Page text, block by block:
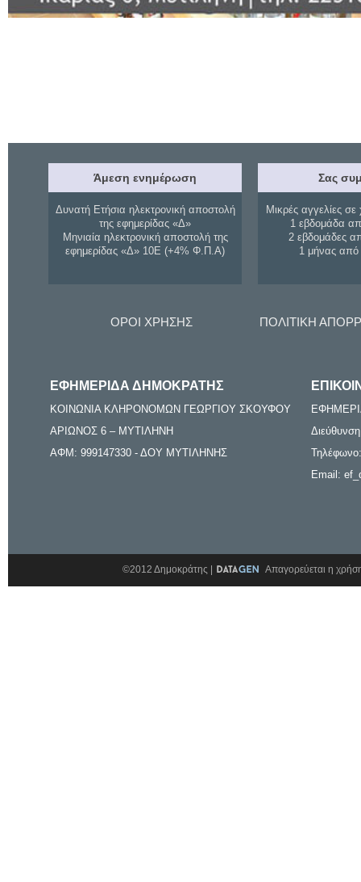
Άμεση ενημέρωση
Δυνατή Ετήσια ηλεκτρονική αποστολή
της εφημερίδας «Δ»
Μηνιαία ηλεκτρονική αποστολή της
εφημερίδας «Δ» 10Ε (+4% Φ.Π.Α)
Σας
Μικρές αγγελίες σε
1 εβδομάδα
2 εβδομάδες
1 μήνας
ΟΡΟΙ ΧΡΗΣΗΣ ΠΟΛΙΤΙΚΗ
ΕΦΗΜΕΡΙΔΑ ΔΗΜΟΚΡΑΤΗΣ
ΚΟΙΝΩΝΙΑ ΚΛΗΡΟΝΟΜΩΝ ΓΕΩΡΓΙΟΥ ΣΚΟΥΦΟΥ
ΑΡΙΩΝΟΣ 6 – ΜΥΤΙΛΗΝΗ
ΑΦΜ: 999147330 - ΔΟΥ ΜΥΤΙΛΗΝΗΣ
Email:
©2012 Δημοκράτης | Απαγορεύεται η